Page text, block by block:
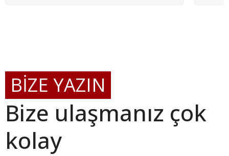
BİZE YAZIN
Bize ulaşmanız çok
kolay